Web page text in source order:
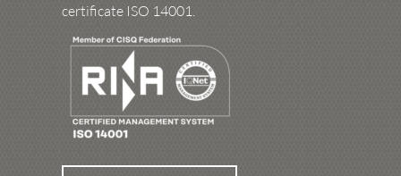
certificate ISO 14001.